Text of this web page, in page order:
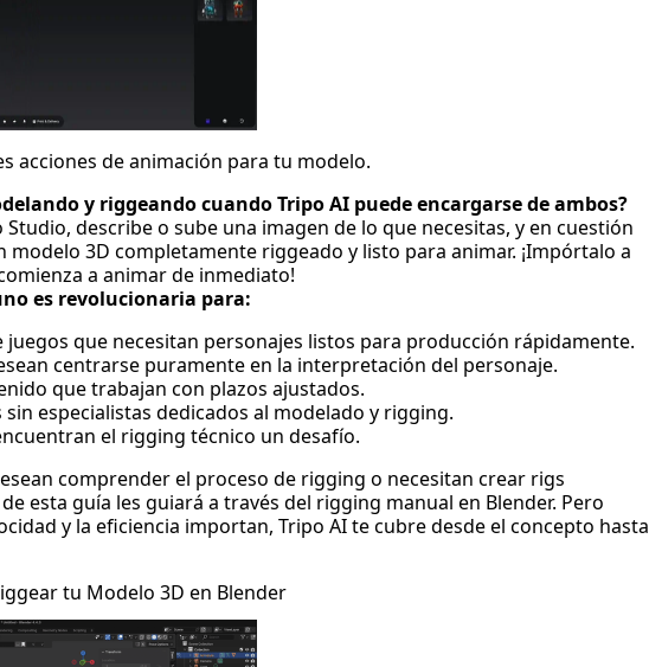
acciones de animación para tu modelo.
y riggeando cuando Tripo AI puede encargarse de ambos?
Studio, describe o sube una imagen de lo que necesitas, y en cuestión
modelo 3D completamente riggeado y listo para animar. ¡Impórtalo a
a animar de inmediato!
es revolucionaria para:
juegos que necesitan personajes listos para producción rápidamente.
centrarse puramente en la interpretación del personaje.
que trabajan con plazos ajustados.
especialistas dedicados al modelado y rigging.
el rigging técnico un desafío.
comprender el proceso de rigging o necesitan crear rigs
esta guía les guiará a través del rigging manual en Blender. Pero
y la eficiencia importan, Tripo AI te cubre desde el concepto hasta
tu Modelo 3D en Blender